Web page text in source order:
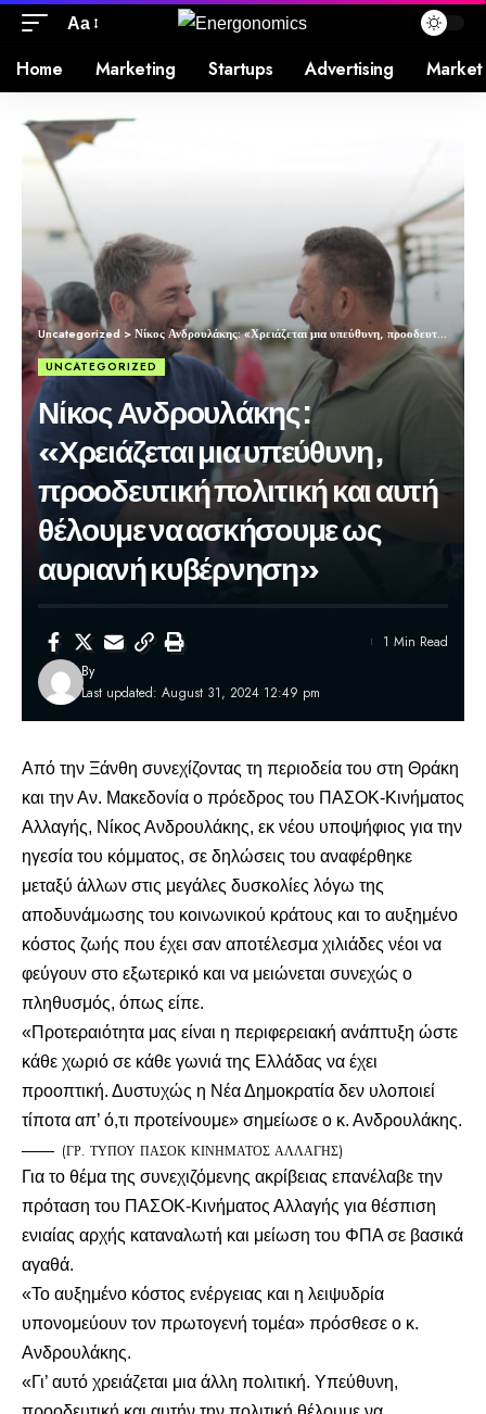
Aa
Home Marketing Startups Advertising Market
Uncategorized >Νίκος Ανδρουλάκης: «Χρειάζεται μια υπεύθυνη, προοδευτική πολιτική και αυτή θέλουμε να ασκήσουμε ως αυριανή κυβέρνηση»
UNCATEGORIZED
Νίκος Ανδρουλάκης:
«Χρειάζεται μια υπεύθυνη,
προοδευτική πολιτική και αυτή
θέλουμε να ασκήσουμε ως
αυριανή κυβέρνηση»
Last updated: August 31, 2024 12:49 pm
By
1 Min Read
Από την Ξάνθη συνεχίζοντας τη περιοδεία του στη Θράκη
και την Αν. Μακεδονία ο πρόεδρος του ΠΑΣΟΚ-Κινήματος
Αλλαγής, Νίκος Ανδρουλάκης, εκ νέου υποψήφιος για την
ηγεσία του κόμματος, σε δηλώσεις του αναφέρθηκε
μεταξύ άλλων στις μεγάλες δυσκολίες λόγω της
αποδυνάμωσης του κοινωνικού κράτους και το αυξημένο
κόστος ζωής που έχει σαν αποτέλεσμα χιλιάδες νέοι να
φεύγουν στο εξωτερικό και να μειώνεται συνεχώς ο
πληθυσμός, όπως είπε.
«Προτεραιότητα μας είναι η περιφερειακή ανάπτυξη ώστε
κάθε χωριό σε κάθε γωνιά της Ελλάδας να έχει
προοπτική. Δυστυχώς η Νέα Δημοκρατία δεν υλοποιεί
τίποτα απ’ ό,τι προτείνουμε» σημείωσε ο κ. Ανδρουλάκης.
(ΓΡ. ΤΥΠΟΥ ΠΑΣΟΚ ΚΙΝΗΜΑΤΟΣ ΑΛΛΑΓΗΣ)
Για το θέμα της συνεχιζόμενης ακρίβειας επανέλαβε την
πρόταση του ΠΑΣΟΚ-Κινήματος Αλλαγής για θέσπιση
ενιαίας αρχής καταναλωτή και μείωση του ΦΠΑ σε βασικά
αγαθά.
«Το αυξημένο κόστος ενέργειας και η λειψυδρία
υπονομεύουν τον πρωτογενή τομέα» πρόσθεσε ο κ.
Ανδρουλάκης.
«Γι’ αυτό χρειάζεται μια άλλη πολιτική. Υπεύθυνη,